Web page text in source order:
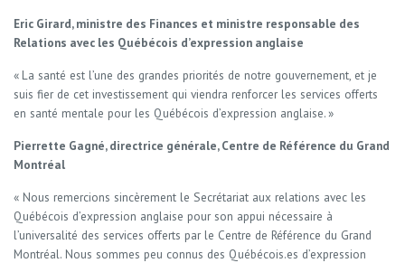
Eric Girard, ministre des Finances et ministre responsable des
Relations avec les Québécois d’expression anglaise
« La santé est l’une des grandes priorités de notre gouvernement, et je
suis fier de cet investissement qui viendra renforcer les services offerts
en santé mentale pour les Québécois d’expression anglaise. »
Pierrette Gagné, directrice générale, Centre de Référence du Grand
Montréal
« Nous remercions sincèrement le Secrétariat aux relations avec les
Québécois d’expression anglaise pour son appui nécessaire à
l’universalité des services offerts par le Centre de Référence du Grand
Montréal. Nous sommes peu connus des Québécois.es d’expression